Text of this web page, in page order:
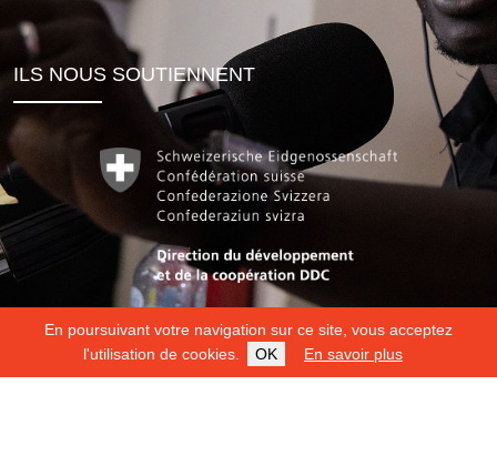
En poursuivant votre navigation sur ce site, vous acceptez
l'utilisation de cookies.
OK En savoir plus
ILS NOUS SOUTIENNENT